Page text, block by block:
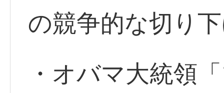
の競争的な切り
・オバマ大統領